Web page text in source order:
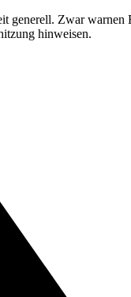
Zwar
hinweisen.